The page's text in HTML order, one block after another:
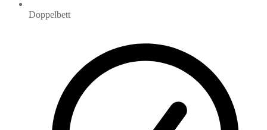
Doppelbett